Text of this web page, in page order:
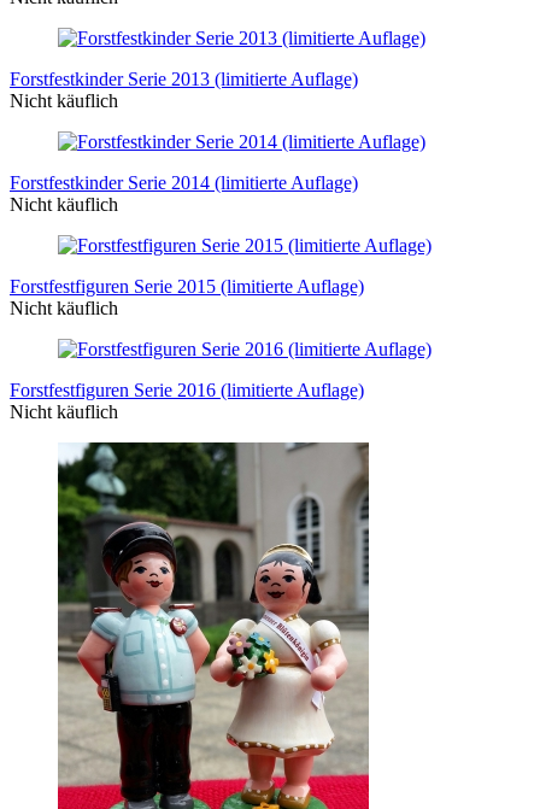
Forstfestkinder Serie 2013 (limitierte Auflage)
Nicht käuflich
Forstfestkinder Serie 2014 (limitierte Auflage)
Nicht käuflich
Forstfestfiguren Serie 2015 (limitierte Auflage)
Nicht käuflich
Forstfestfiguren Serie 2016 (limitierte Auflage)
Nicht käuflich